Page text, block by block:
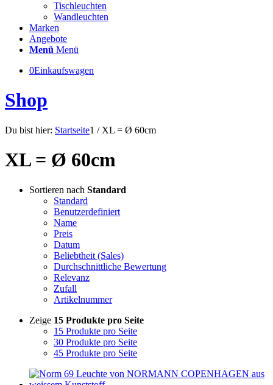
Tischleuchten
Wandleuchten
Marken
Angebote
Menü Menü
0Einkaufswagen
Shop
Du bist hier: Startseite1 / XL = Ø 60cm
XL = Ø 60cm
Sortieren nach Standard
Standard
Benutzerdefiniert
Name
Preis
Datum
Beliebtheit (Sales)
Durchschnittliche Bewertung
Relevanz
Zufall
Artikelnummer
Zeige 15 Produkte pro Seite
15 Produkte pro Seite
30 Produkte pro Seite
45 Produkte pro Seite